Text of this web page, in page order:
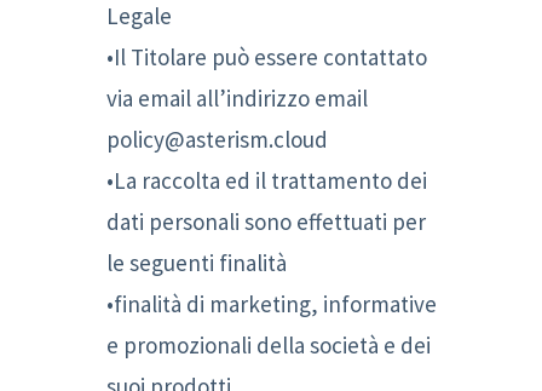
Legale
•Il Titolare può essere contattato
via email all’indirizzo email
policy@asterism.cloud
•La raccolta ed il trattamento dei
dati personali sono effettuati per
le seguenti finalità
•finalità di marketing, informative
e promozionali della società e dei